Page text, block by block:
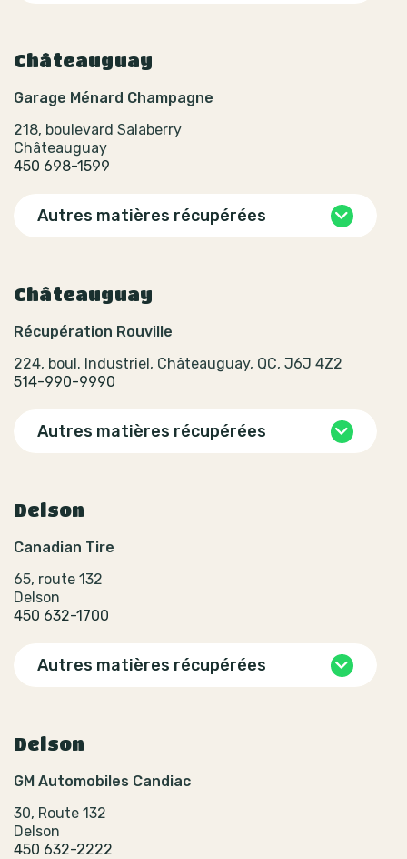
Châteauguay
Garage Ménard Champagne
218, boulevard Salaberry
Châteauguay
450 698-1599
Autres matières récupérées
Châteauguay
Récupération Rouville
224, boul. Industriel, Châteauguay, QC, J6J 4Z2
514-990-9990
Autres matières récupérées
Delson
Canadian Tire
65, route 132
Delson
450 632-1700
Autres matières récupérées
Delson
GM Automobiles Candiac
30, Route 132
Delson
450 632-2222